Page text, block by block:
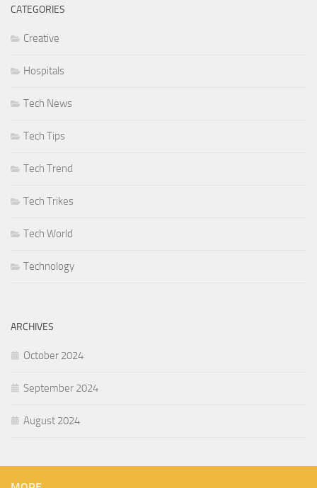
CATEGORIES
Creative
Hospitals
Tech News
Tech Tips
Tech Trend
Tech Trikes
Tech World
Technology
ARCHIVES
October 2024
September 2024
August 2024